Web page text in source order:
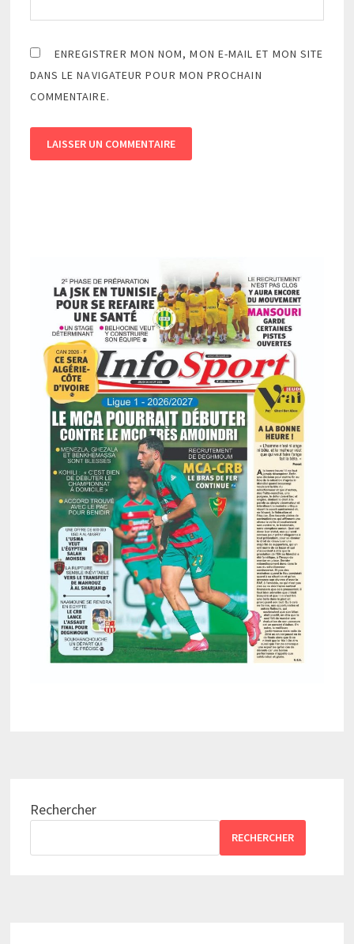
ENREGISTRER MON NOM, MON E-MAIL ET MON SITE
DANS LE NAVIGATEUR POUR MON PROCHAIN
COMMENTAIRE.
Rechercher
RECHERCHER